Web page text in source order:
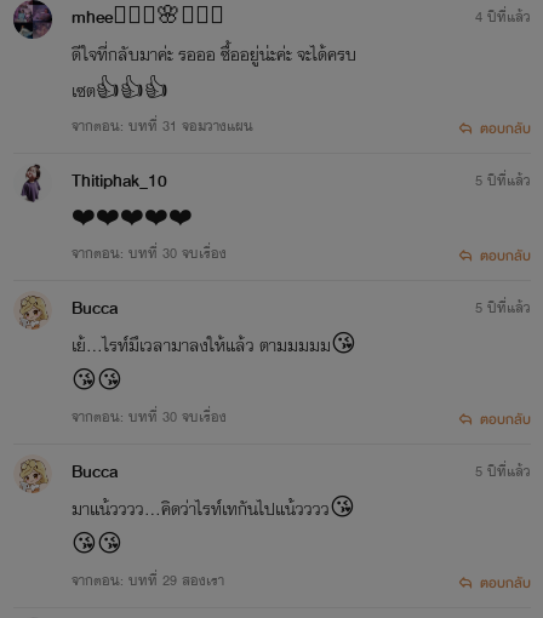
mhee🧚🏼‍♀️🌸🧚🏼‍♀️
ดีใจที่กลับมาค่ะ รอออ ซื้ออยู่น่ะค่ะ จะได้ครบ
เซต👍👍👍
จากตอน: บทที่ 31 จอมวางแผน
4 ปีที่แล้ว
ตอบกลับ
Thitiphak_10
❤️❤️❤️❤️❤️
จากตอน: บทที่ 30 จบเรื่อง
5 ปีที่แล้ว
ตอบกลับ
Bucca
เย้...ไรท์มึเวลามาลงให้แล้ว ตามมมมม😘
😘😘
จากตอน: บทที่ 30 จบเรื่อง
5 ปีที่แล้ว
ตอบกลับ
Bucca
มาแน้วววว...คิดว่าไรท์เทกันไปแน้วววว😘
😘😘
จากตอน: บทที่ 29 สองเรา
5 ปีที่แล้ว
ตอบกลับ